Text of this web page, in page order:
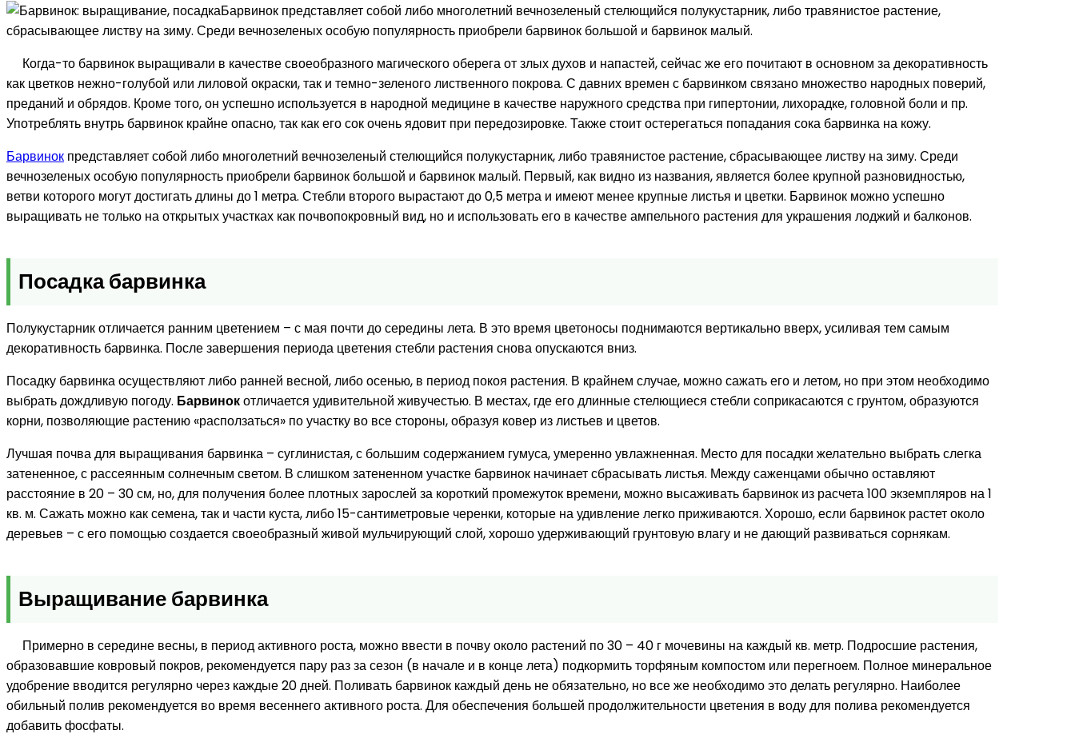
Барвинок представляет собой либо многолетний вечнозеленый стелющийся полукустарник, либо травянистое растение,
сбрасывающее листву на зиму. Среди вечнозеленых особую популярность приобрели барвинок большой и барвинок малый.
Когда-то барвинок выращивали в качестве своеобразного магического оберега от злых духов и напастей, сейчас же его почитают в основном за декоративность
как цветков нежно-голубой или лиловой окраски, так и темно-зеленого лиственного покрова. С давних времен с барвинком связано множество народных поверий,
преданий и обрядов. Кроме того, он успешно используется в народной медицине в качестве наружного средства при гипертонии, лихорадке, головной боли и пр.
Употреблять внутрь барвинок крайне опасно, так как его сок очень ядовит при передозировке. Также стоит остерегаться попадания сока барвинка на кожу.
Барвинок представляет собой либо многолетний вечнозеленый стелющийся полукустарник, либо травянистое растение, сбрасывающее листву на зиму. Среди
вечнозеленых особую популярность приобрели барвинок большой и барвинок малый. Первый, как видно из названия, является более крупной разновидностью,
ветви которого могут достигать длины до 1 метра. Стебли второго вырастают до 0,5 метра и имеют менее крупные листья и цветки. Барвинок можно успешно
выращивать не только на открытых участках как почвопокровный вид, но и использовать его в качестве ампельного растения для украшения лоджий и балконов.
Посадка барвинка
Полукустарник отличается ранним цветением – с мая почти до середины лета. В это время цветоносы поднимаются вертикально вверх, усиливая тем самым
декоративность барвинка. После завершения периода цветения стебли растения снова опускаются вниз.
Посадку барвинка осуществляют либо ранней весной, либо осенью, в период покоя растения. В крайнем случае, можно сажать его и летом, но при этом необходимо
выбрать дождливую погоду. Барвинокотличается удивительной живучестью. В местах, где его длинные стелющиеся стебли соприкасаются с грунтом, образуются
корни, позволяющие растению «расползаться» по участку во все стороны, образуя ковер из листьев и цветов.
Лучшая почва для выращивания барвинка – суглинистая, с большим содержанием гумуса, умеренно увлажненная. Место для посадки желательно выбрать слегка
затененное, с рассеянным солнечным светом. В слишком затененном участке барвинок начинает сбрасывать листья. Между саженцами обычно оставляют
расстояние в 20 – 30 см, но, для получения более плотных зарослей за короткий промежуток времени, можно высаживать барвинок из расчета 100 экземпляров на 1
кв. м. Сажать можно как семена, так и части куста, либо 15-сантиметровые черенки, которые на удивление легко приживаются. Хорошо, если барвинок растет около
деревьев – с его помощью создается своеобразный живой мульчирующий слой, хорошо удерживающий грунтовую влагу и не дающий развиваться сорнякам.
Выращивание барвинка
Примерно в середине весны, в период активного роста, можно ввести в почву около растений по 30 – 40 г мочевины на каждый кв. метр. Подросшие растения,
образовавшие ковровый покров, рекомендуется пару раз за сезон (в начале и в конце лета) подкормить торфяным компостом или перегноем. Полное минеральное
удобрение вводится регулярно через каждые 20 дней. Поливать барвинок каждый день не обязательно, но все же необходимо это делать регулярно. Наиболее
обильный полив рекомендуется во время весеннего активного роста. Для обеспечения большей продолжительности цветения в воду для полива рекомендуется
добавить фосфаты.